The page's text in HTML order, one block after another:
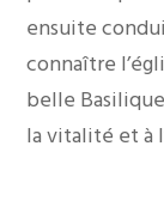
ensuite
connaître
belle
la vitalité et à